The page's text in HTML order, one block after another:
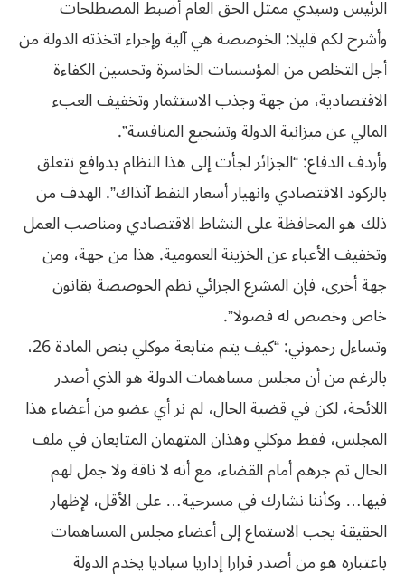
الرئيس وسيدي ممثل الحق العام أضبط المصطلحات
وأشرح لكم قليلا: الخوصصة هي آلية وإجراء اتخذته الدولة من
أجل التخلص من المؤسسات الخاسرة وتحسين الكفاءة
الاقتصادية، من جهة وجذب الاستثمار وتخفيف العبء
المالي عن ميزانية الدولة وتشجيع المنافسة”.
وأردف الدفاع: “الجزائر لجأت إلى هذا النظام بدوافع تتعلق
بالركود الاقتصادي وانهيار أسعار النفط آنذاك”. الهدف من
ذلك هو المحافظة على النشاط الاقتصادي ومناصب العمل
وتخفيف الأعباء عن الخزينة العمومية. هذا من جهة، ومن
جهة أخرى، فإن المشرع الجزائي نظم الخوصصة بقانون
خاص وخصص له فصولا”.
وتساءل رحموني: “كيف يتم متابعة موكلي بنص المادة 26،
بالرغم من أن مجلس مساهمات الدولة هو الذي أصدر
اللائحة، لكن في قضية الحال، لم نر أي عضو من أعضاء هذا
المجلس، فقط موكلي وهذان المتهمان المتابعان في ملف
الحال تم جرهم أمام القضاء، مع أنه لا ناقة ولا جمل لهم
فيها… وكأننا نشارك في مسرحية… على الأقل، لإظهار
الحقيقة يجب الاستماع إلى أعضاء مجلس المساهمات
باعتباره هو من أصدر قرارا إداريا سياديا يخدم الدولة